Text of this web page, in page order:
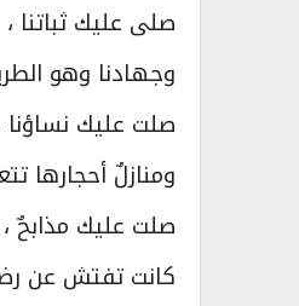
صلى عليك ثباتنا
وجهادنا وهو
صلت عليك نساؤنا
ومنازلٌ أحجارها
صلت عليك مذابحٌ ،
كانت تفتش عن